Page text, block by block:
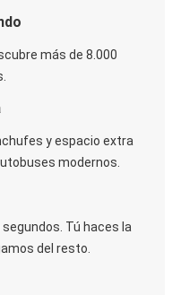
más de 8.000
y espacio extra
modernos.
Tú haces la
del resto.